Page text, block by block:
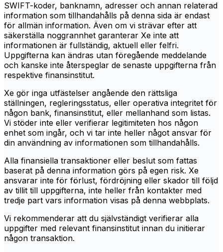
SWIFT-koder, banknamn, adresser och annan relaterad
information som tillhandahålls på denna sida är endast
för allmän information. Även om vi strävar efter att
säkerställa noggrannhet garanterar Xe inte att
informationen är fullständig, aktuell eller felfri.
Uppgifterna kan ändras utan föregående meddelande
och kanske inte återspeglar de senaste uppgifterna från
respektive finansinstitut.
Xe gör inga utfästelser angående den rättsliga
ställningen, regleringsstatus, eller operativa integritet för
någon bank, finansinstitut, eller mellanhand som listas.
Vi stöder inte eller verifierar legitimiteten hos någon
enhet som ingår, och vi tar inte heller något ansvar för
din användning av informationen som tillhandahålls.
Alla finansiella transaktioner eller beslut som fattas
baserat på denna information görs på egen risk. Xe
ansvarar inte för förlust, fördröjning eller skador till följd
av tillit till uppgifterna, inte heller från kontakter med
tredje part vars information visas på denna webbplats.
Vi rekommenderar att du självständigt verifierar alla
uppgifter med relevant finansinstitut innan du initierar
någon transaktion.